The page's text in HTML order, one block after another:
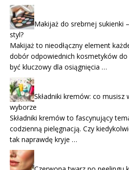
Makijaż do srebrnej sukienki
styl?
Makijaż to nieodłączny element
dobór odpowiednich kosmetyków
być kluczowy dla osiągnięcia …
Składniki kremów: co musisz
wyborze
Składniki kremów to fascynujący
codzienną pielęgnacją. Czy
tak naprawdę kryje …